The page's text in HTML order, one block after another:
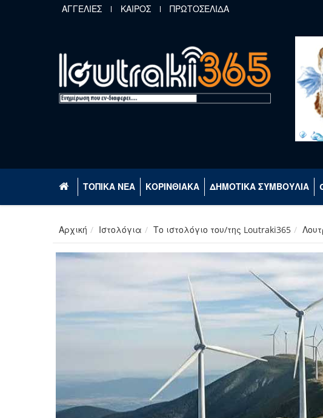
Παράκαμψη προς το κυρίως περιεχόμενο
ΑΓΓΕΛΙΕΣ ΚΑΙΡΟΣ ΠΡΩΤΟΣΕΛΙΔΑ
ΤΟΠΙΚΑ ΝΕΑ ΚΟΡΙΝΘΙΑΚΑ ΔΗΜΟΤΙΚΑ ΣΥΜΒΟΥΛΙΑ
Αρχική Ιστολόγια Το ιστολόγιο του/της Loutraki365